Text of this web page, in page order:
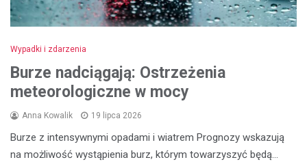
Wypadki i zdarzenia
Burze nadciągają: Ostrzeżenia
meteorologiczne w mocy
Anna Kowalik 19 lipca 2026
Burze z intensywnymi opadami i wiatrem Prognozy wskazują
na możliwość wystąpienia burz, którym towarzyszyć będą…